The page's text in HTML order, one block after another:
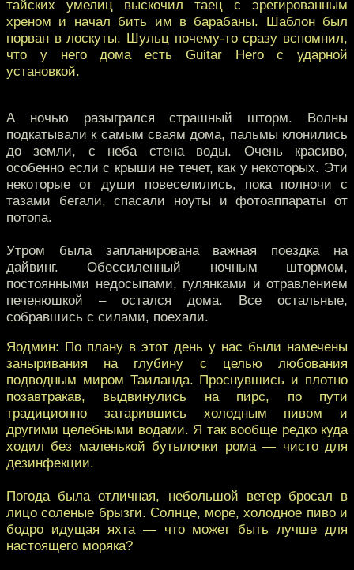
тайских умелиц выскочил таец с эрегированным
хреном и начал бить им в барабаны. Шаблон был
порван в лоскуты. Шульц почему-то сразу вспомнил,
что у него дома есть Guitar Hero с ударной
установкой.
А ночью разыгрался страшный шторм. Волны
подкатывали к самым сваям дома, пальмы клонились
до земли, с неба стена воды. Очень красиво,
особенно если с крыши не течет, как у некоторых. Эти
некоторые от души повеселились, пока полночи с
тазами бегали, спасали ноуты и фотоаппараты от
потопа.
Утром была запланирована важная поездка на
дайвинг. Обессиленный ночным штормом,
постоянными недосыпами, гулянками и отравлением
печенюшкой – остался дома. Все остальные,
собравшись с силами, поехали.
Яодмин: По плану в этот день у нас были намечены
заныривания на глубину с целью любования
подводным миром Таиланда. Проснувшись и плотно
позавтракав, выдвинулись на пирс, по пути
традиционно затарившись холодным пивом и
другими целебными водами. Я так вообще редко куда
ходил без маленькой бутылочки рома — чисто для
дезинфекции.
Погода была отличная, небольшой ветер бросал в
лицо соленые брызги. Солнце, море, холодное пиво и
бодро идущая яхта — что может быть лучше для
настоящего моряка?